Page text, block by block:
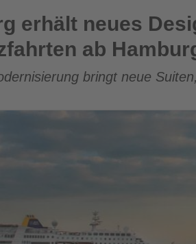
Design und startet erstmals
erhält neues
ab
bringt neue